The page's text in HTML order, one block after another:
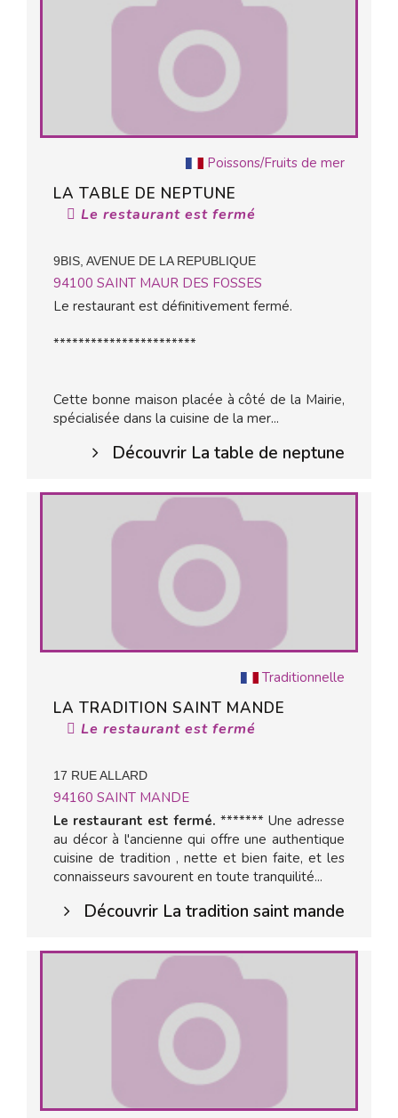
Poissons/Fruits de mer
LA TABLE DE NEPTUNE
Le restaurant est fermé
9BIS, AVENUE DE LA REPUBLIQUE
94100 SAINT MAUR DES FOSSES
Le restaurant est définitivement fermé.
***********************
Cette bonne maison placée à côté de la Mairie,
spécialisée dans la cuisine de la mer...
Découvrir La table de neptune
Traditionnelle
LA TRADITION SAINT MANDE
Le restaurant est fermé
17 RUE ALLARD
94160 SAINT MANDE
Le restaurant est fermé. ******* Une adresse
au décor à l'ancienne qui offre une authentique
cuisine de tradition , nette et bien faite, et les
connaisseurs savourent en toute tranquilité...
Découvrir La tradition saint mande